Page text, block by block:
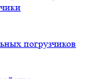
погрузчиков